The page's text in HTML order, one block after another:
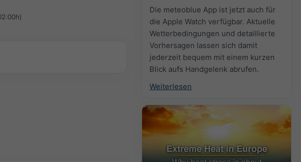
Die meteoblue App ist jetzt auch für
die Apple Watch verfügbar. Aktuelle
Wetterbedingungen und detaillierte
Vorhersagen lassen sich damit
jederzeit bequem mit einem kurzen
Blick aufs Handgelenk abrufen.
Weiterlesen